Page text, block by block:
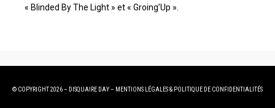
« Blinded By The Light » et « Groing’Up ».
© COPYRIGHT 2026 – DISQUAIRE DAY – MENTIONS LÉGALES& POLITIQUE DE CONFIDENTIALITÉS